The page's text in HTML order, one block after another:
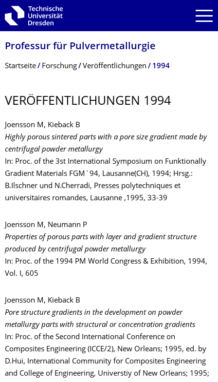
Zur Hauptnavigation springen
Zur Suche springen
Zum Inhalt springen
Professur für Pulvermetallurgie
Breadcrumb-Menü
Startseite Forschung Veröffentlichungen 1994
VERÖFFENTLI­CHUNGEN 1994
Joensson M, Kieback B
Highly porous sintered parts with a pore size gradient made by
centrifugal powder metallurgy
In: Proc. of the 3st International Symposium on Funktionally
Gradient Materials FGM`94, Lausanne(CH), 1994; Hrsg.:
B.Ilschner und N.Cherradi, Presses polytechniques et
universitaires romandes, Lausanne ,1995, 33-39
Joensson M, Neumann P
Properties of porous parts with layer and gradient structure
produced by centrifugal powder metallurgy
In: Proc. of the 1994 PM World Congress & Exhibition, 1994,
Vol. I, 605
Joensson M, Kieback B
Pore structure gradients in the development on powder
metallurgy parts with structural or concentration gradients
In: Proc. of the Second International Conference on
Composites Engineering (ICCE/2), New Orleans; 1995, ed. by
D.Hui, International Community for Composites Engineering
and College of Engineering, Universtiy of New Orleans; 1995;